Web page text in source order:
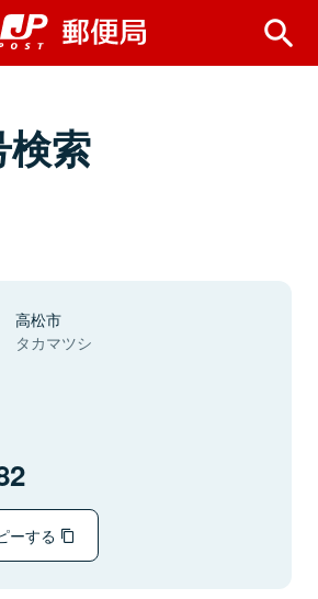
索
高松市
タカマツシ
ーする